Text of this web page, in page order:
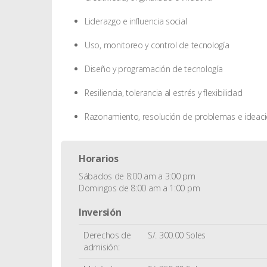
Liderazgo e influencia social
Uso, monitoreo y control de tecnología
Diseño y programación de tecnología
Resiliencia, tolerancia al estrés y flexibilidad
Razonamiento, resolución de problemas e
Horarios
Sábados de 8:00 am a 3:00 pm
Domingos de 8:00 am a 1:00 pm
Inversión
Derechos de
admisión:
S/. 300.00 Soles